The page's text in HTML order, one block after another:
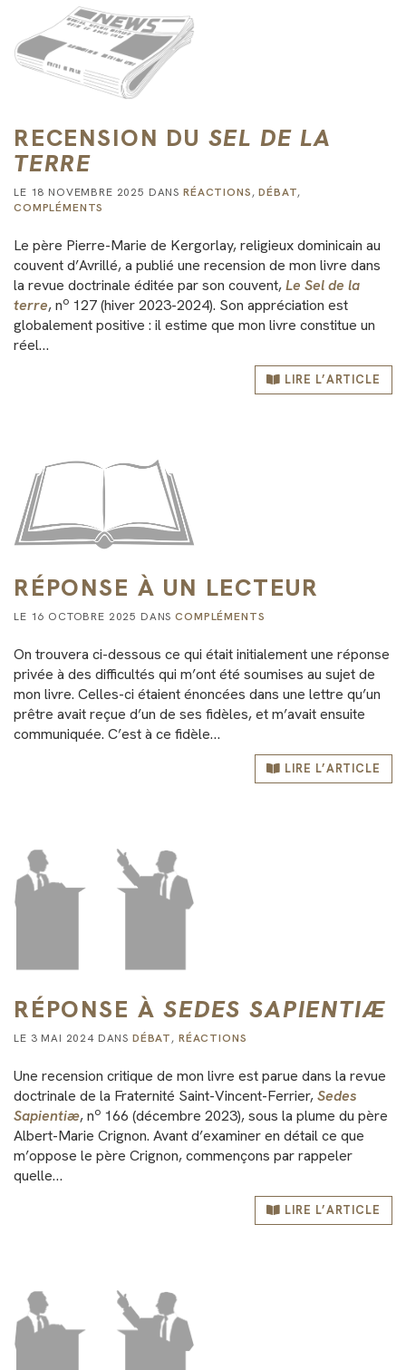
RECENSION DU SEL DE LA
TERRE
LE 18 NOVEMBRE 2025 DANS RÉACTIONS,DÉBAT,
COMPLÉMENTS
Le père Pierre-Marie de Kergorlay, religieux dominicain au
couvent d’Avrillé, a publié une recension de mon livre dans
la revue doctrinale éditée par son couvent,Le Sel de la
terre, no 127 (hiver 2023-2024). Son appréciation est
globalement positive : il estime que mon livre constitue un
réel…
LIRE L’ARTICLE
RÉPONSE À UN LECTEUR
LE 16 OCTOBRE 2025 DANSCOMPLÉMENTS
On trouvera ci-dessous ce qui était initialement une réponse
privée à des difficultés qui m’ont été soumises au sujet de
mon livre. Celles-ci étaient énoncées dans une lettre qu’un
prêtre avait reçue d’un de ses fidèles, et m’avait ensuite
communiquée. C’est à ce fidèle…
LIRE L’ARTICLE
RÉPONSE ÀSEDES SAPIENTIÆ
LE 3 MAI 2024 DANS DÉBAT, RÉACTIONS
Une recension critique de mon livre est parue dans la revue
doctrinale de la Fraternité Saint-Vincent-Ferrier,Sedes
Sapientiæ, no 166 (décembre 2023), sous la plume du père
Albert-Marie Crignon. Avant d’examiner en détail ce que
m’oppose le père Crignon, commençons par rappeler
quelle…
LIRE L’ARTICLE